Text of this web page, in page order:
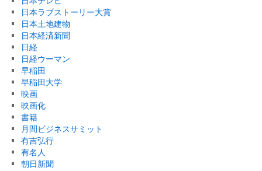
日本ラブストーリー大賞
日本土地建物
日本経済新聞
日経
日経ウーマン
早稲田
早稲田大学
映画
映画化
書籍
月間ビジネスサミット
有吉弘行
有名人
朝日新聞